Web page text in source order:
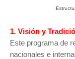
1. Visión y
Este programa de
nacionales e